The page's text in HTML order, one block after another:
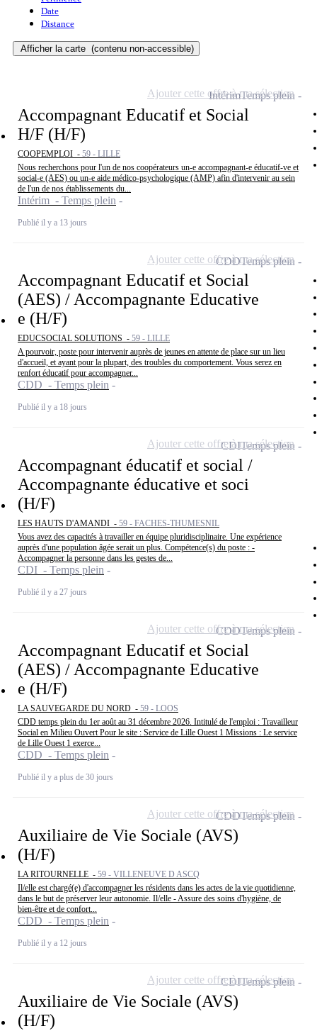
Date
Distance
Afficher la carte (contenu non-accessible)
Accompagnant Educatif et Social
H/F (H/F)
COOPEMPLOI - 59 - LILLE
Nous recherchons pour l'un de nos coopérateurs un-e accompagnant-e éducatif-ve et
social-e (AES) ou un-e aide médico-psychologique (AMP) afin d'intervenir au sein
de l'un de nos établissements du...
Intérim - Temps plein
Publié il y a 13 jours
IntérimTemps plein
Ajouter cette offre à ma sélection
Accompagnant Educatif et Social
(AES) / Accompagnante Educative
e (H/F)
EDUCSOCIAL SOLUTIONS - 59 - LILLE
A pourvoir, poste pour intervenir auprès de jeunes en attente de place sur un lieu
d'accueil, et ayant pour la plupart, des troubles du comportement. Vous serez en
renfort éducatif pour accompagner...
CDD - Temps plein
Publié il y a 18 jours
CDDTemps plein
Ajouter cette offre à ma sélection
Accompagnant éducatif et social /
Accompagnante éducative et soci
(H/F)
LES HAUTS D'AMANDI - 59 - FACHES-THUMESNIL
Vous avez des capacités à travailler en équipe pluridisciplinaire. Une expérience
auprès d'une population âgée serait un plus. Compétence(s) du poste : -
Accompagner la personne dans les gestes de...
CDI - Temps plein
Publié il y a 27 jours
CDITemps plein
Ajouter cette offre à ma sélection
Accompagnant Educatif et Social
(AES) / Accompagnante Educative
e (H/F)
LA SAUVEGARDE DU NORD - 59 - LOOS
CDD temps plein du 1er août au 31 décembre 2026. Intitulé de l'emploi : Travailleur
Social en Milieu Ouvert Pour le site : Service de Lille Ouest 1 Missions : Le service
de Lille Ouest 1 exerce...
CDD - Temps plein
Publié il y a plus de 30 jours
CDDTemps plein
Ajouter cette offre à ma sélection
Auxiliaire de Vie Sociale (AVS)
(H/F)
LA RITOURNELLE - 59 - VILLENEUVE D ASCQ
Il/elle est chargé(e) d'accompagner les résidents dans les actes de la vie quotidienne,
dans le but de préserver leur autonomie. Il/elle - Assure des soins d'hygiène, de
bien-être et de confort...
CDD - Temps plein
Publié il y a 12 jours
CDDTemps plein
Ajouter cette offre à ma sélection
Auxiliaire de Vie Sociale (AVS)
(H/F)
CDITemps plein
Ajouter cette offre à ma sélection